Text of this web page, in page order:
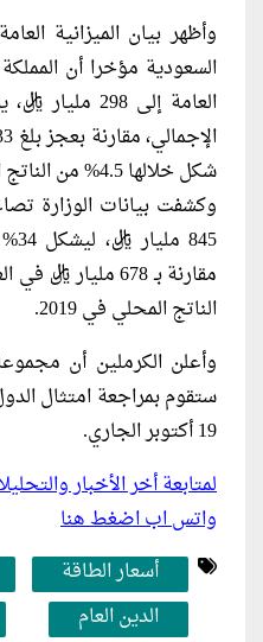
وأظهر بيان الميزانية
السعودية مؤخرا أن
شكل خلالها 4.5% من الناتج المحلي الإجمالي للمملكة.
وكشفت بيانات الوزارة
الناتج المحلي في 2019.
وأعلن الكرملين أن
ستقوم بمراجعة امتثال
19 أكتوبر الجاري.
لمتابعة أخر الأخبار
واتس اب اضغط هنا
أسعار الطاقة
الدين العام